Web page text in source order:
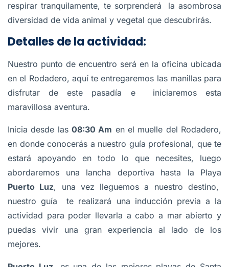
respirar tranquilamente, te sorprenderá la asombrosa
diversidad de vida animal y vegetal que descubrirás.
Detalles de la actividad:
Nuestro punto de encuentro será en la oficina ubicada
en el Rodadero, aquí te entregaremos las manillas para
disfrutar de este pasadía e iniciaremos esta
maravillosa aventura.
Inicia desde las 08:30 Am en el muelle del Rodadero,
en donde conocerás a nuestro guía profesional, que te
estará apoyando en todo lo que necesites, luego
abordaremos una lancha deportiva hasta la Playa
Puerto Luz, una vez lleguemos a nuestro destino,
nuestro guía te realizará una inducción previa a la
actividad para poder llevarla a cabo a mar abierto y
puedas vivir una gran experiencia al lado de los
mejores.